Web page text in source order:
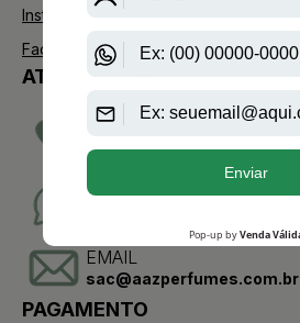
Instagram
Facebook
ATENDIMENTO
TELEVENDAS
(11)2275-0076
WHATSAPP
EMAIL
sac@aazperfumes.com.br
PAGAMENTO